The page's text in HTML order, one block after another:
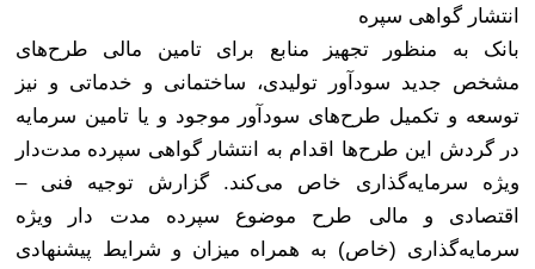
انتشار گواهی سپره
بانک به منظور تجهیز منابع برای تامین مالی طرح‌های
مشخص جدید سودآور تولیدی، ساختمانی و خدماتی و نیز
توسعه و تکمیل طرح‌های سودآور موجود و یا تامین سرمایه
در گردش این طرح‌ها اقدام به انتشار گواهی سپرده مدت‌دار
ویژه سرمایه‌گذاری خاص می‌کند. گزارش توجیه فنی –
اقتصادی و مالی طرح موضوع سپرده مدت دار ویژه
سرمایه‌گذاری (خاص) به همراه میزان و شرایط پیشنهادی